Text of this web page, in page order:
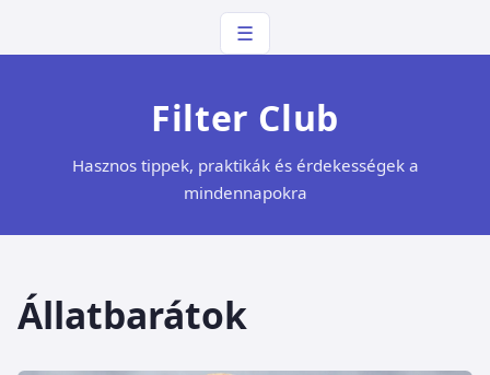
☰
Filter Club
Hasznos tippek, praktikák és érdekességek a
mindennapokra
Állatbarátok